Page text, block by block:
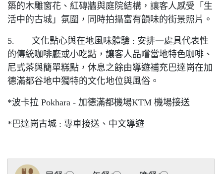
築的木雕窗花、紅磚牆與庭院結構，讓客人感受「生
活中的古城」氛圍，同時拍攝富有韻味的街景照片。
5. 文化點心與在地風味體驗 : 安排一處具代表性
的傳統咖啡廳或小吃點，讓客人品嚐當地特色咖啡、
尼式茶與簡單糕點，休息之餘由導遊補充巴達崗在加
德滿都谷地中獨特的文化地位與風俗。
*波卡拉 Pokhara - 加德滿都機場KTM 機場接送
*巴達崗古城 : 專車接送、中文導遊